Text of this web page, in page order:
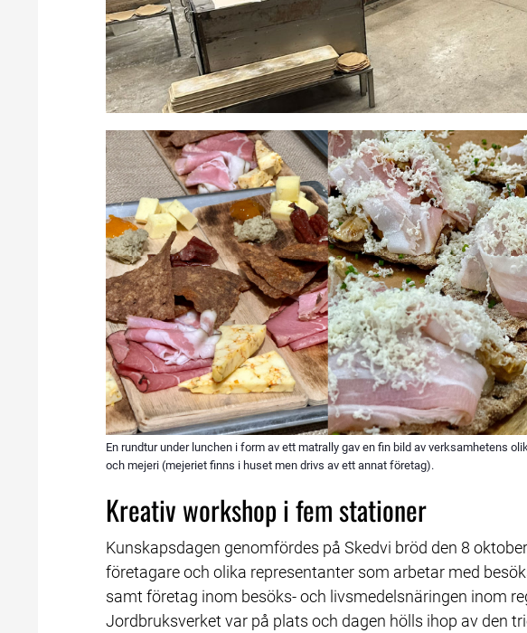
En rundtur under lunchen i form av ett matrally gav en fin bild av verksamhetens
och mejeri (mejeriet finns i huset men drivs av ett annat företag).
Kreativ workshop i fem stationer
Kunskapsdagen genomfördes på Skedvi bröd den 8
företagare och olika representanter som arbetar med
samt företag inom besöks- och livsmedelsnäringen inom
Jordbruksverket var på plats och dagen hölls ihop av den